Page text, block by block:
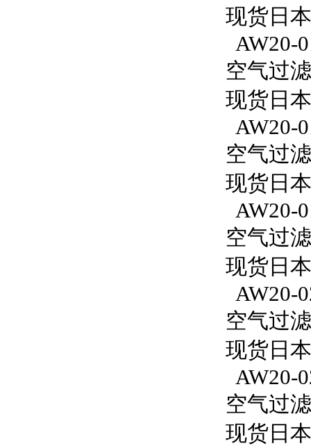
现货日
AW20-
空气过
现货日
AW20-
空气过
现货日
AW20-
空气过
现货日
AW20-
空气过
现货日
AW20-
空气过
现货日